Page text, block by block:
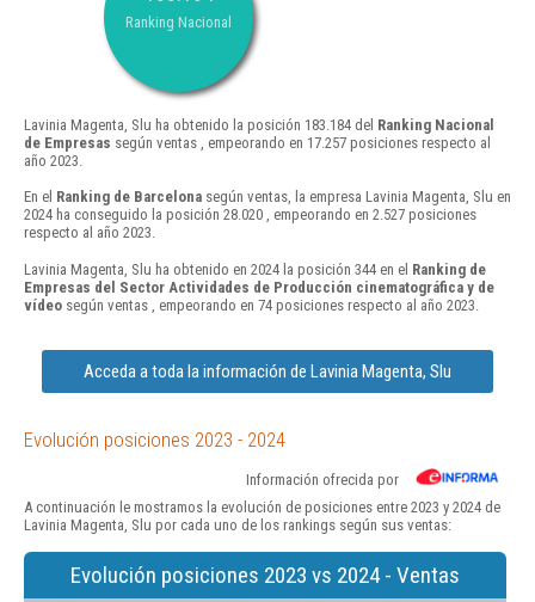
Ranking Nacional
Lavinia Magenta, Slu ha obtenido la posición 183.184 del Ranking Nacional
de Empresas según ventas , empeorando en 17.257 posiciones respecto al
año 2023.
En el Ranking de Barcelona según ventas, la empresa Lavinia Magenta, Slu en
2024 ha conseguido la posición 28.020 , empeorando en 2.527 posiciones
respecto al año 2023.
Lavinia Magenta, Slu ha obtenido en 2024 la posición 344 en el Ranking de
Empresas del Sector Actividades de Producción cinematográfica y de
vídeo según ventas , empeorando en 74 posiciones respecto al año 2023.
Acceda a toda la información de Lavinia Magenta, Slu
Evolución posiciones 2023 - 2024
Información ofrecida por
A continuación le mostramos la evolución de posiciones entre 2023 y 2024 de
Lavinia Magenta, Slu por cada uno de los rankings según sus ventas:
Evolución posiciones 2023 vs 2024 - Ventas